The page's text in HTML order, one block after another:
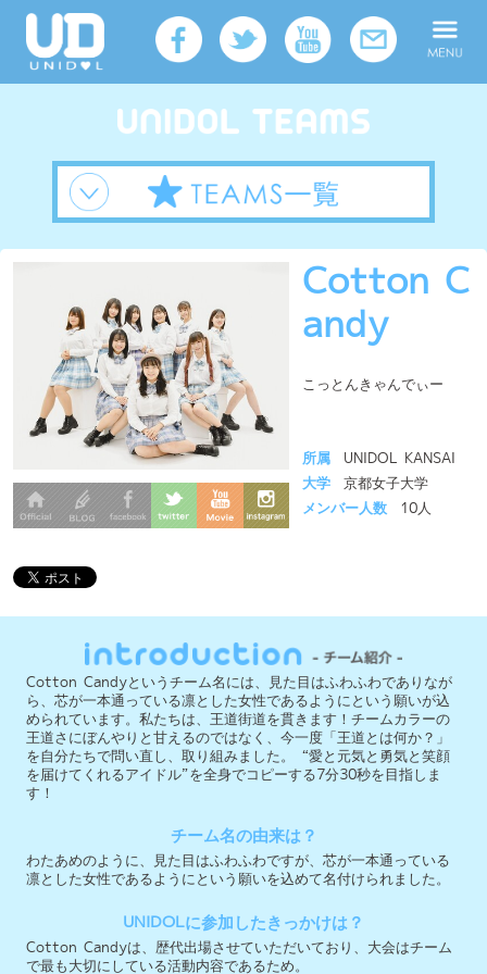
andy
こっとんきゃんでぃー
UNIDOL KANSAI
大学
メンバー人数
Cotton Candyというチーム名には、見た目はふわふわでありなが
ら、芯が一本通っている凛とした女性であるようにという願いが込
王道さにぼんやりと甘えるのではなく、今一度「王道とは何か？」
を届けてくれるアイドル”を全身でコピーする7分30秒を目指しま
チーム名の由来は？
わたあめのように、見た目はふわふわですが、芯が一本通っている
凛とした女性であるようにという願いを込めて名付けられました。
UNIDOLに参加したきっかけは？
Cotton Candyは、歴代出場させていただいており、大会はチーム
「ここを見てほしい！」というポイントは？
自分たちの夢や目標を届けるだけでなく、愛と元気と勇気と笑顔を
届けられるようなセットリストや表現の仕方に力を入れたところ。
今大会への意気込みを教えて下さい！
今冬もCotton Candyは王道を貫きます！最上級のCotton Candy
を届けられるよう、頑張ります！